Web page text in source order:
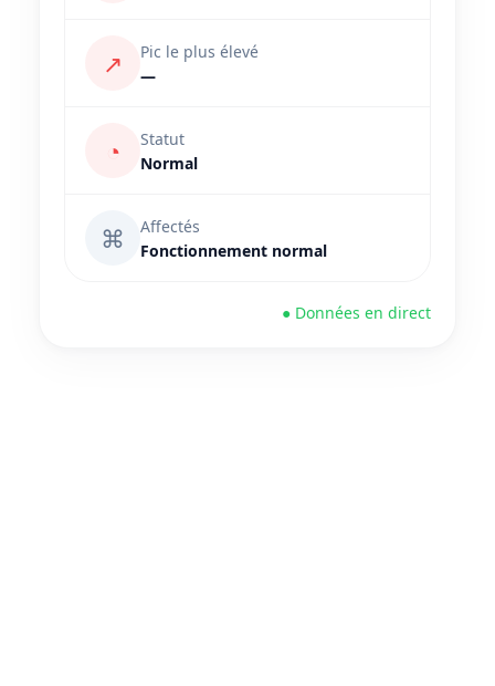
↗
Pic le plus élevé
—
◔
Statut
Normal
⌘
Affectés
Fonctionnement normal
● Données en direct